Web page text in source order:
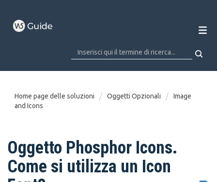
Home page delle soluzioni Oggetti Opzionali
Image
and Icons
Oggetto Phosphor Icons.
Come si utilizza un Icon